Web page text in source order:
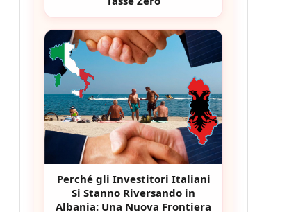
Perché gli Investitori Italiani
Si Stanno Riversando in
Albania: Una Nuova Frontiera